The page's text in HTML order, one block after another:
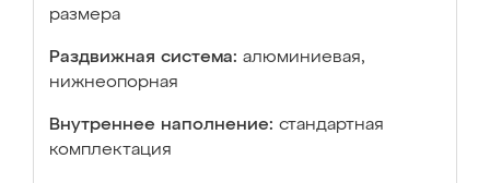
размера
Раздвижная система: алюминиевая,
нижнеопорная
Внутреннее наполнение: стандартная
комплектация